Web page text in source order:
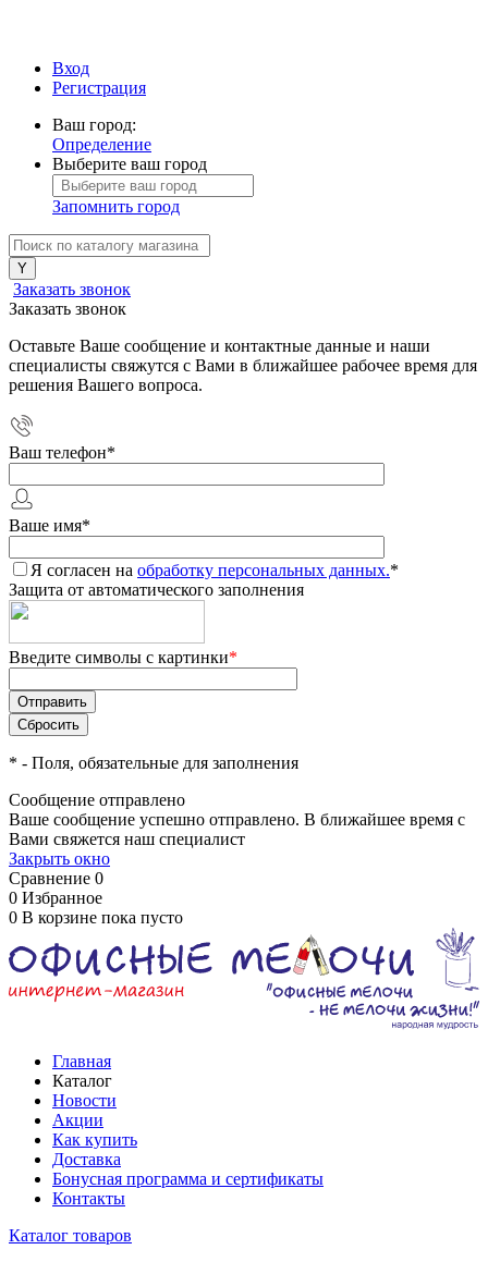
Вход
Регистрация
Ваш город:
Определение
Выберите ваш город
Запомнить город
Заказать звонок
Заказать звонок
Оставьте Ваше сообщение и контактные данные и наши
специалисты свяжутся с Вами в ближайшее рабочее время для
решения Вашего вопроса.
Ваш телефон*
Ваше имя*
Я согласен на обработку персональных данных.*
Защита от автоматического заполнения
Введите символы с картинки*
* - Поля, обязательные для заполнения
Сообщение отправлено
Ваше сообщение успешно отправлено. В ближайшее время с
Вами свяжется наш специалист
Закрыть окно
Сравнение 0
0 Избранное
0 В корзине пока пусто
Главная
Каталог
Новости
Акции
Как купить
Доставка
Бонусная программа и сертификаты
Контакты
Каталог товаров